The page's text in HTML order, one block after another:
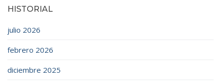
HISTORIAL
julio 2026
febrero 2026
diciembre 2025